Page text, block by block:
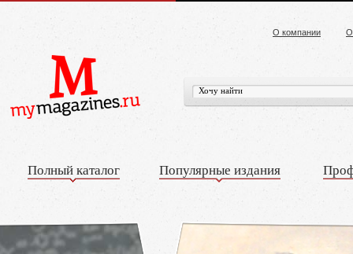
О компании
Полный каталог Популярные издания